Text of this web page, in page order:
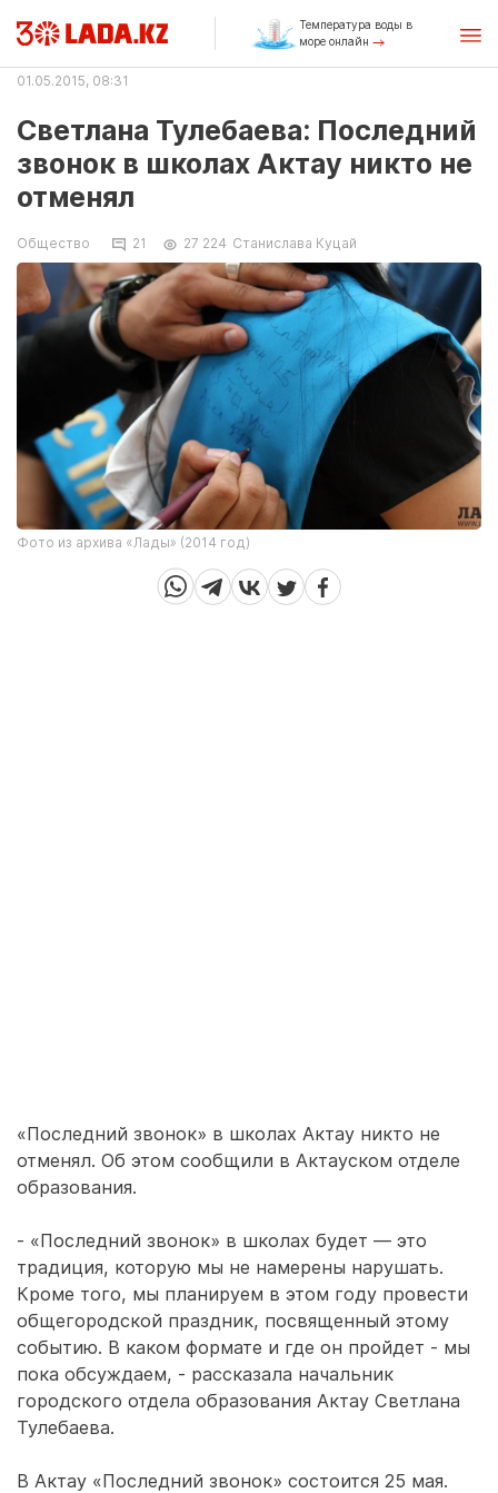
Температура воды в
море онлайн
01.05.2015, 08:31
Светлана Тулебаева: Последний
звонок в школах Актау никто не
отменял
Общество 21 27 224 Станислава Куцай
Фото из архива «Лады» (2014 год)
«Последний звонок» в школах Актау никто не
отменял. Об этом сообщили в Актауском отделе
образования.
- «Последний звонок» в школах будет — это
традиция, которую мы не намерены нарушать.
Кроме того, мы планируем в этом году провести
общегородской праздник, посвященный этому
событию. В каком формате и где он пройдет - мы
пока обсуждаем, - рассказала начальник
городского отдела образования Актау Светлана
Тулебаева.
В Актау «Последний звонок» состоится 25 мая.